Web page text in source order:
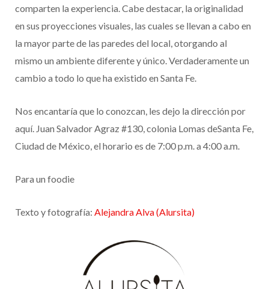
comparten la experiencia. Cabe destacar, la originalidad
en sus proyecciones visuales, las cuales se llevan a cabo en
la mayor parte de las paredes del local, otorgando al
mismo un ambiente diferente y único. Verdaderamente un
cambio a todo lo que ha existido en Santa Fe.
Nos encantaría que lo conozcan, les dejo la dirección por
aquí. Juan Salvador Agraz #130, colonia Lomas deSanta Fe,
Ciudad de México, el horario es de 7:00 p.m. a 4:00 a.m.
Para un foodie
Texto y fotografía: Alejandra Alva (Alursita)